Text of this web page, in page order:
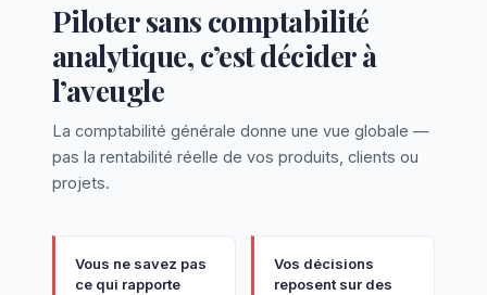
Piloter sans comptabilité
analytique, c’est décider à
l’aveugle
La comptabilité générale donne une vue globale —
pas la rentabilité réelle de vos produits, clients ou
projets.
Vous ne savez pas
ce qui rapporte
Vos décisions
reposent sur des